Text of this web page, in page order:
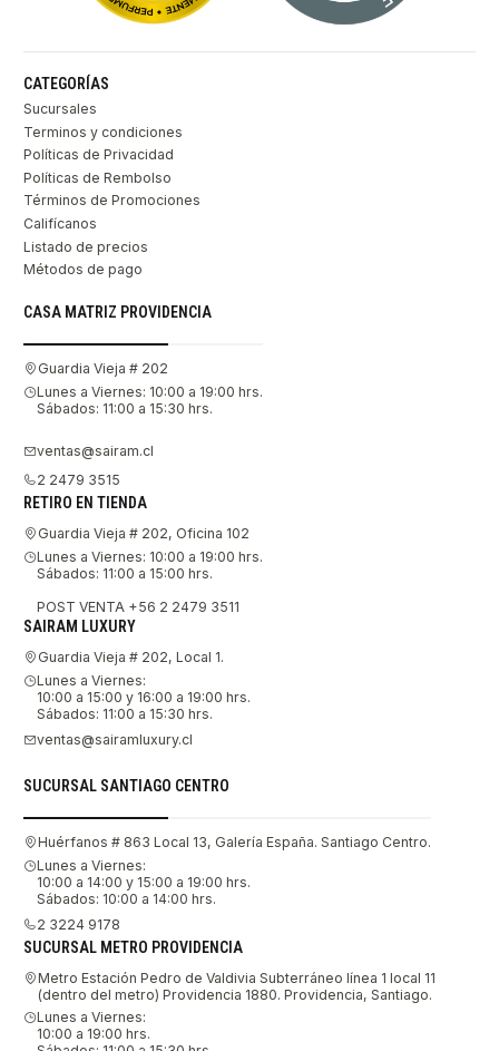
CATEGORÍAS
Sucursales
Terminos y condiciones
Políticas de Privacidad
Políticas de Rembolso
Términos de Promociones
Califícanos
Listado de precios
Métodos de pago
CASA MATRIZ PROVIDENCIA
Guardia Vieja # 202
Lunes a Viernes: 10:00 a 19:00 hrs.
Sábados: 11:00 a 15:30 hrs.
ventas@sairam.cl
2 2479 3515
RETIRO EN TIENDA
Guardia Vieja # 202, Oficina 102
Lunes a Viernes: 10:00 a 19:00 hrs.
Sábados: 11:00 a 15:00 hrs.
POST VENTA +56 2 2479 3511
SAIRAM LUXURY
Guardia Vieja # 202, Local 1.
Lunes a Viernes:
10:00 a 15:00 y 16:00 a 19:00 hrs.
Sábados: 11:00 a 15:30 hrs.
ventas@sairamluxury.cl
SUCURSAL SANTIAGO CENTRO
Huérfanos # 863 Local 13, Galería España. Santiago Centro.
Lunes a Viernes:
10:00 a 14:00 y 15:00 a 19:00 hrs.
Sábados: 10:00 a 14:00 hrs.
2 3224 9178
SUCURSAL METRO PROVIDENCIA
Metro Estación Pedro de Valdivia Subterráneo línea 1 local 11
(dentro del metro) Providencia 1880. Providencia, Santiago.
Lunes a Viernes:
10:00 a 19:00 hrs.